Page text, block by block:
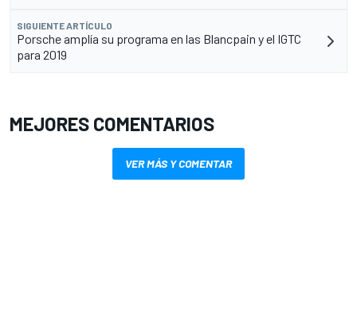
SIGUIENTE ARTÍCULO
Porsche amplía su programa en las Blancpain y el IGTC
para 2019
MEJORES COMENTARIOS
VER MÁS Y COMENTAR